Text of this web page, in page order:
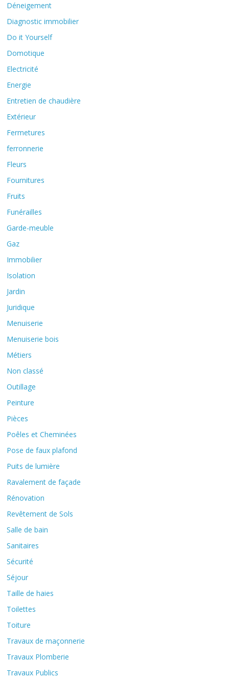
Déneigement
Diagnostic immobilier
Do it Yourself
Domotique
Electricité
Energie
Entretien de chaudière
Extérieur
Fermetures
ferronnerie
Fleurs
Fournitures
Fruits
Funérailles
Garde-meuble
Gaz
Immobilier
Isolation
Jardin
Juridique
Menuiserie
Menuiserie bois
Métiers
Non classé
Outillage
Peinture
Pièces
Poêles et Cheminées
Pose de faux plafond
Puits de lumière
Ravalement de façade
Rénovation
Revêtement de Sols
Salle de bain
Sanitaires
Sécurité
Séjour
Taille de haies
Toilettes
Toiture
Travaux de maçonnerie
Travaux Plomberie
Travaux Publics